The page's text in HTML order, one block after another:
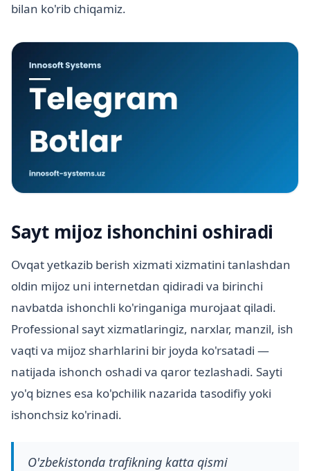
bilan ko'rib chiqamiz.
Sayt mijoz ishonchini oshiradi
Ovqat yetkazib berish xizmati xizmatini tanlashdan
oldin mijoz uni internetdan qidiradi va birinchi
navbatda ishonchli ko'ringaniga murojaat qiladi.
Professional sayt xizmatlaringiz, narxlar, manzil, ish
vaqti va mijoz sharhlarini bir joyda ko'rsatadi —
natijada ishonch oshadi va qaror tezlashadi. Sayti
yo'q biznes esa ko'pchilik nazarida tasodifiy yoki
ishonchsiz ko'rinadi.
O'zbekistonda trafikning katta qismi